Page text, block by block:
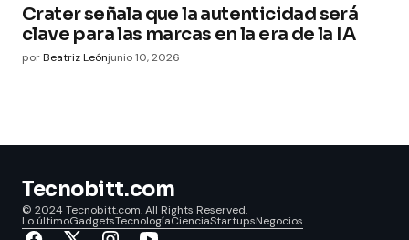
Crater señala que la autenticidad será
clave para las marcas en la era de la IA
porBeatriz Leónjunio 10, 2026
Tecnobitt.com
© 2024 Tecnobitt.com. All Rights Reserved.
Lo últimoGadgetsTecnologíaCienciaStartupsNegocios